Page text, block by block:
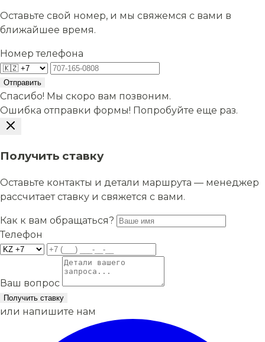
Оставьте свой номер, и мы свяжемся с вами в
ближайшее время.
Номер телефона
Отправить
Спасибо! Мы скоро вам позвоним.
Ошибка отправки формы! Попробуйте еще раз.
Получить ставку
Оставьте контакты и детали маршрута — менеджер
рассчитает ставку и свяжется с вами.
Как к вам обращаться?
Телефон
Ваш вопрос
Получить ставку
или напишите нам